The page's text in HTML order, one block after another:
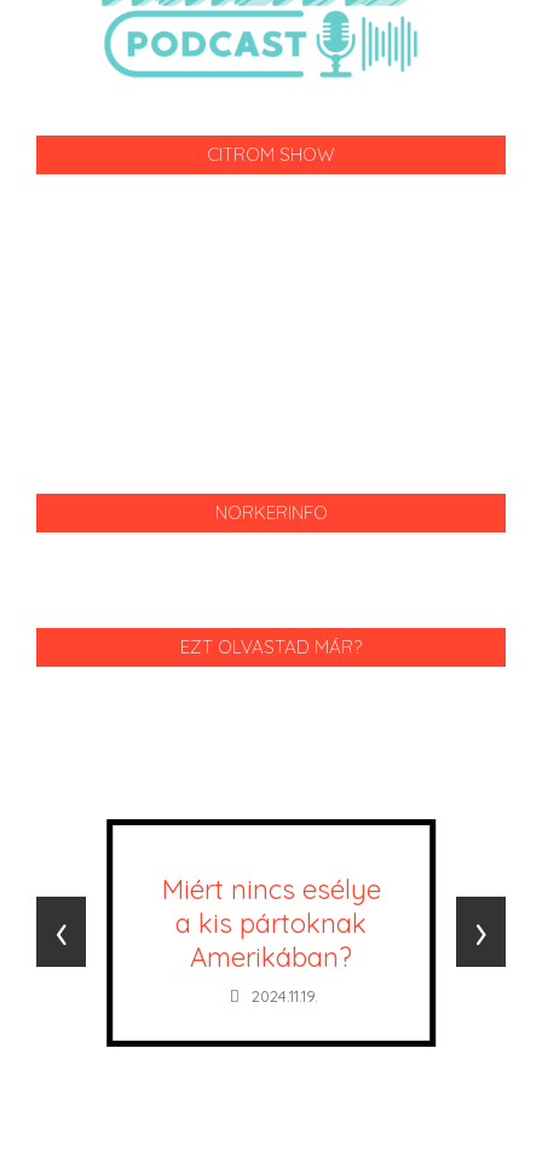
CITROM SHOW
NORKERINFO
EZT OLVASTAD MÁR?
Miért nincs esélye
a kis pártoknak
Amerikában?
2024.11.19.
‹ ›